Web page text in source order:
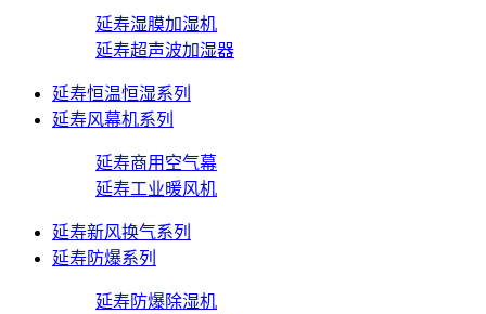
延寿湿膜加湿机
延寿超声波加湿器
延寿恒温恒湿系列
延寿风幕机系列
延寿商用空气幕
延寿工业暖风机
延寿新风换气系列
延寿防爆系列
延寿防爆除湿机